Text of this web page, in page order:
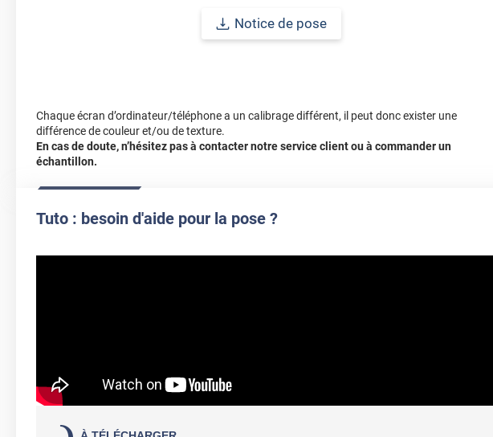
Maximum270cm
648 -
Ajouter au panier
Notice de pose
Chaque écran d’ordinateur/téléphone a un calibrage différent, il peut donc exister une
différence de couleur et/ou de texture.
En cas de doute, n’hésitez pas à contacter notre service client ou à commander un
échantillon.
Tuto : besoin d'aide pour la pose ?